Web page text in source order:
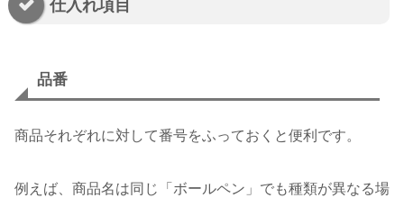
仕入れ項目
品番
商品それぞれに対して番号をふっておくと便利です。
例えば、商品名は同じ「ボールペン」でも種類が異なる場